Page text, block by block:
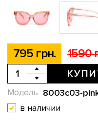
795 грн. 1590
8003c03-
Модель
в наличии